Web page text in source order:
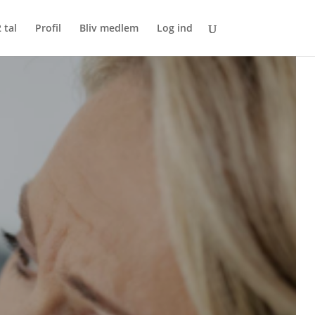
tal Profil Bliv medlem Log ind